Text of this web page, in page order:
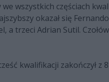
wszystkich częściach
okazał się
a trzeci Adrian Sutil.
kwalifikacji zakończył z